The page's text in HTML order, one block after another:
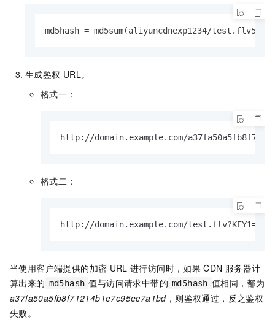
md5hash = md5sum(aliyuncdnexp1234/
生成鉴权 URL。
格式一：
http://domain.example.com/
格式二：
http://domain.example.com/
当使用客户端提供的加密 URL 进行访问时，如果 CDN 服务器计
算出来的 md5hash 值与访问请求中带的 md5hash 值相同，都为
a37fa50a5fb8f71214b1e7c95ec7a1bd，则鉴权通过，反之鉴权
失败。